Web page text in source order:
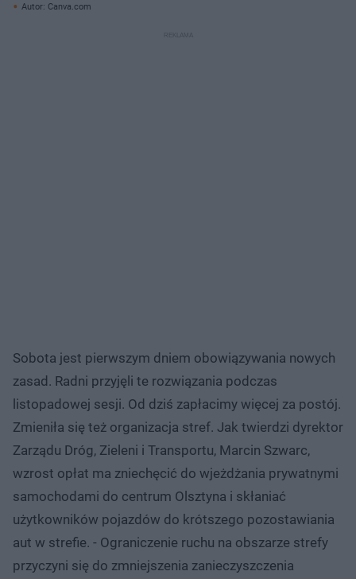
Autor: Canva.com
Sobota jest pierwszym dniem obowiązywania nowych
zasad. Radni przyjęli te rozwiązania podczas
listopadowej sesji. Od dziś zapłacimy więcej za postój.
Zmieniła się też organizacja stref. Jak twierdzi dyrektor
Zarządu Dróg, Zieleni i Transportu, Marcin Szwarc,
wzrost opłat ma zniechęcić do wjeżdżania prywatnymi
samochodami do centrum Olsztyna i skłaniać
użytkowników pojazdów do krótszego pozostawiania
aut w strefie. - Ograniczenie ruchu na obszarze strefy
przyczyni się do zmniejszenia zanieczyszczenia